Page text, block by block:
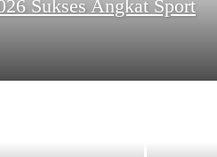
Sukses Angkat Sport